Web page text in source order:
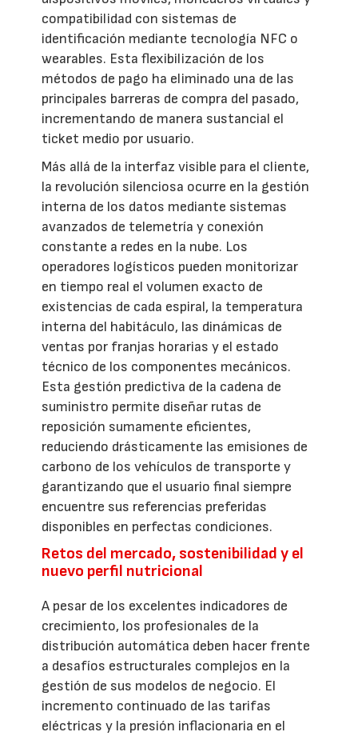
compatibilidad con sistemas de
identificación mediante tecnología NFC o
wearables. Esta flexibilización de los
métodos de pago ha eliminado una de las
principales barreras de compra del pasado,
incrementando de manera sustancial el
ticket medio por usuario.
Más allá de la interfaz visible para el cliente,
la revolución silenciosa ocurre en la gestión
interna de los datos mediante sistemas
avanzados de telemetría y conexión
constante a redes en la nube. Los
operadores logísticos pueden monitorizar
en tiempo real el volumen exacto de
existencias de cada espiral, la temperatura
interna del habitáculo, las dinámicas de
ventas por franjas horarias y el estado
técnico de los componentes mecánicos.
Esta gestión predictiva de la cadena de
suministro permite diseñar rutas de
reposición sumamente eficientes,
reduciendo drásticamente las emisiones de
carbono de los vehículos de transporte y
garantizando que el usuario final siempre
encuentre sus referencias preferidas
disponibles en perfectas condiciones.
Retos del mercado, sostenibilidad y el
nuevo perfil nutricional
A pesar de los excelentes indicadores de
crecimiento, los profesionales de la
distribución automática deben hacer frente
a desafíos estructurales complejos en la
gestión de sus modelos de negocio. El
incremento continuado de las tarifas
eléctricas y la presión inflacionaria en el